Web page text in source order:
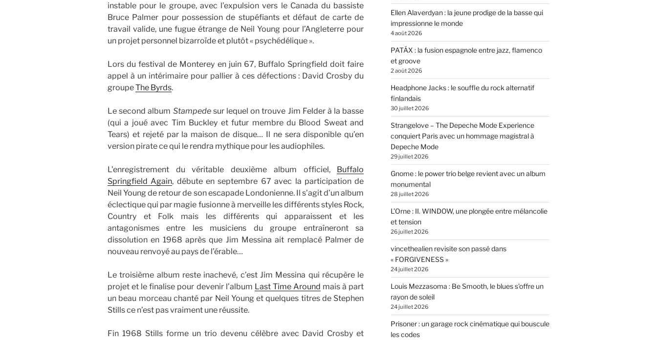
instable pour le groupe, avec l’expulsion vers le Canada du bassiste
Bruce Palmer pour possession de stupéfiants et défaut de carte de
travail valide, une fugue étrange de Neil Young pour l’Angleterre pour
un projet personnel bizarroïde et plutôt « psychédélique ».
Lors du festival de Monterey en juin 67, Buffalo Springfield doit faire
appel à un intérimaire pour pallier à ces défections : David Crosby du
groupeThe Byrds.
Le second album Stampedesur lequel on trouve Jim Felder à la basse
(qui a joué avec Tim Buckley et futur membre du Blood Sweat and
Tears) et rejeté par la maison de disque… Il ne sera disponible qu’en
version pirate ce qui le rendra mythique pour les audiophiles.
L’enregistrement du véritable deuxième album officiel, Buffalo
Springfield Again, débute en septembre 67 avec la participation de
Neil Young de retour de son escapade Londonienne. Il s’agit d’un album
éclectique qui par magie fusionne à merveille les différents styles Rock,
Country et Folk mais les différents qui apparaissent et les
antagonismes entre les musiciens du groupe entraîneront sa
dissolution en 1968 après que Jim Messina ait remplacé Palmer de
nouveau renvoyé au pays de l’érable…
Le troisième album reste inachevé, c’est Jim Messina qui récupère le
projet et le finalise pour devenir l’album Last Time Around mais à part
un beau morceau chanté par Neil Young et quelques titres de Stephen
Stills ce n’est pas vraiment une réussite.
Fin 1968 Stills forme un trio devenu célèbre avec David Crosby et
Ellen Alaverdyan : la jeune prodige de la basse qui
impressionne le monde
4 août 2026
PATÁX : la fusion espagnole entre jazz, flamenco
et groove
2 août 2026
Headphone Jacks : le souffle du rock alternatif
finlandais
30 juillet 2026
Strangelove – The Depeche Mode Experience
conquiert Paris avec un hommage magistral à
Depeche Mode
29 juillet 2026
Gnome : le power trio belge revient avec un album
monumental
28 juillet 2026
L’Orne : II. WINDOW, une plongée entre mélancolie
et tension
26 juillet 2026
vincethealien revisite son passé dans
« FORGIVENESS »
24 juillet 2026
Louis Mezzasoma : Be Smooth, le blues s’offre un
rayon de soleil
24 juillet 2026
Prisoner : un garage rock cinématique qui bouscule
les codes